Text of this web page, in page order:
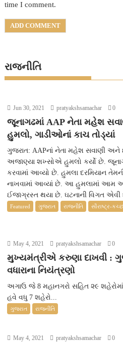
time I comment.
રાજનીતિ
Jun 30, 2021 pratyakshsamachar 0
જૂનાગઢમાં AAP નેતા મહેશ
હુમલો, ગાડીઓનાં કાચ તોડ્યાં
ગુજરાત: AAPનાં નેતા મહેશ સવાણી અને
અજાણ્યા શખ્સોએ હુમલો કર્યો છે.
કરવામાં આવ્યો છે. હુમલા દરમિયાન
નાખવામાં આવ્યાં છે. આ હુમલામાં આમ
ઈજાગ્રસ્ત થયા છે. ઘટનાની વિગત
Featured ગુજરાત રાજનીતિ સૌરાષ્ટ્ર-કચ્છ
May 4, 2021 pratyakshsamachar 0
મુખ્યમંત્રીએ કરુણા દાખવી :
વધારાના નિયંત્રણો
અગાઉ જે 8 મહાનગરો સહિત ૨૯
હવે વધુ 7 શહેરો...
ગુજરાત રાજનીતિ
May 4, 2021 pratyakshsamachar 0